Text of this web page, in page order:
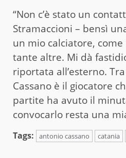
“Non c’è stato un
Stramaccioni – bensì
un mio calciatore, come
tante altre. Mi dà
riportata all’esterno.
Cassano è il giocatore
partite ha avuto il
convocarlo resta una
Tags: antonio cassano catania